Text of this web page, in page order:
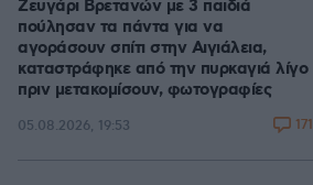
Ζευγάρι Βρετανών με 3 παιδιά
πούλησαν τα πάντα για να
αγοράσουν σπίτι στην Αιγιάλεια,
καταστράφηκε από την πυρκαγιά λίγο
πριν μετακομίσουν, φωτογραφίες
05.08.2026, 19:53 171